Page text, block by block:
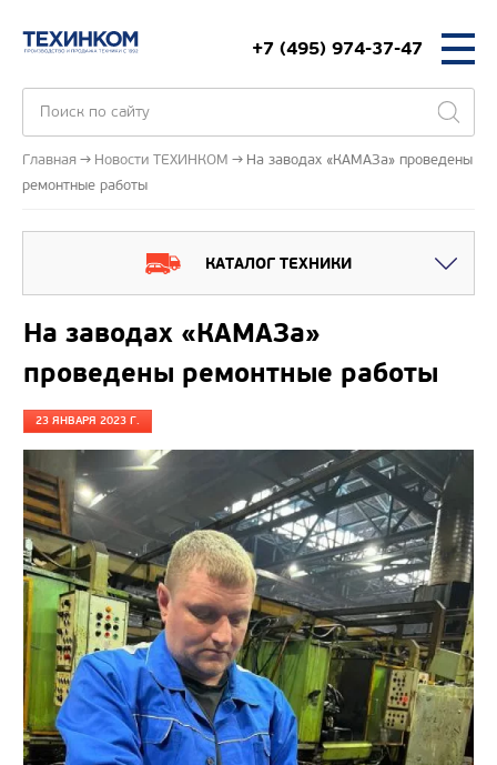
+7 (495) 974-37-47
Главная Новости ТЕХИНКОМ
На заводах «КАМАЗа» проведены
ремонтные работы
КАТАЛОГ ТЕХНИКИ
На заводах «КАМАЗа»
проведены ремонтные работы
23 ЯНВАРЯ 2023 Г.